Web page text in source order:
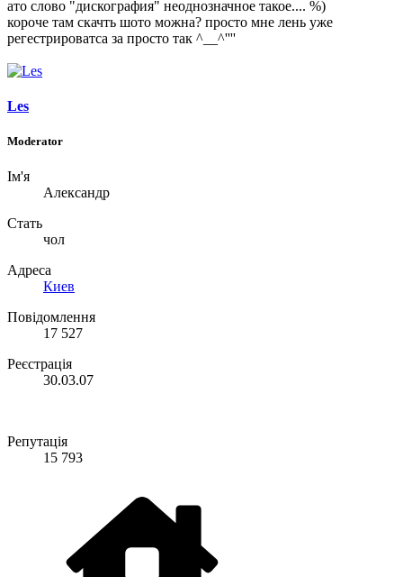
ато слово "дискография" неоднозначное такое.... %)
короче там скачть шото можна? просто мне лень уже
регестрироватса за просто так ^__^''''
Les
Moderator
Ім'я
Александр
Стать
чол
Адреса
Киев
Повідомлення
17 527
Реєстрація
30.03.07
Репутація
15 793